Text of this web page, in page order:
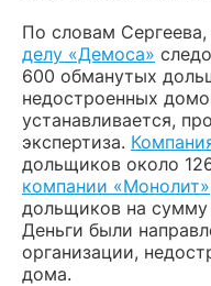
По словам
делу «Демоса»
600 обманутых
недостроенных
устанавливается,
экспертиза.
дольщиков около
компании «Монолит»
дольщиков на
Деньги были
организации,
дома.